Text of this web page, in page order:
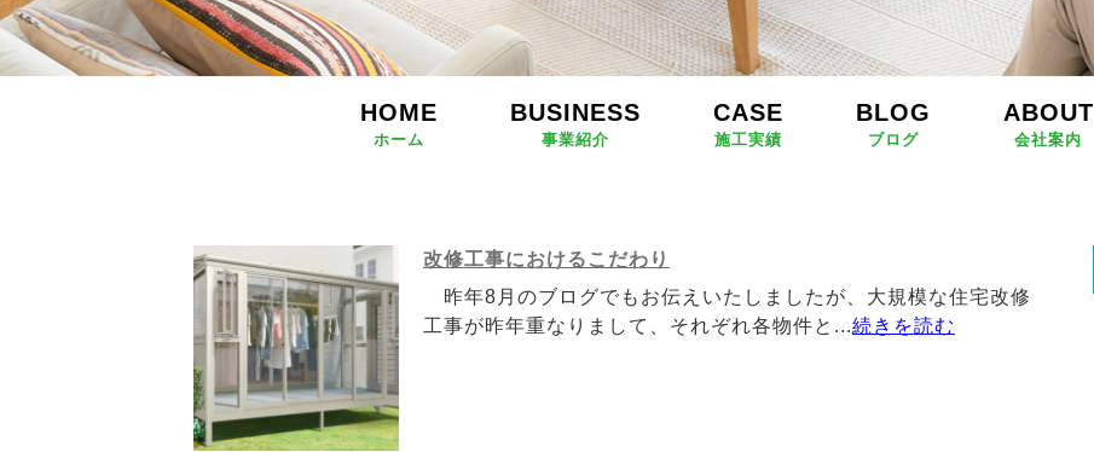
HOME
ホーム
BUSINESS
事業紹介
CASE
施工実績
BLOG
ブログ
ABOUT
会社案内
改修工事におけるこだわり
昨年8月のブログでもお伝えいたしましたが、大規模な住宅改修
工事が昨年重なりまして、それぞれ各物件と...続きを読む